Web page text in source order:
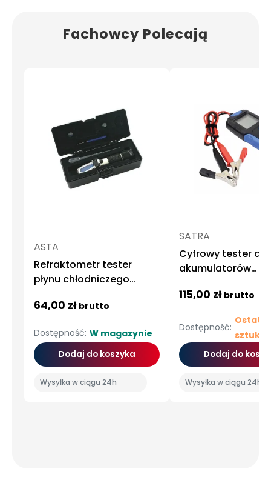
Fachowcy Polecają
ASTA
Refraktometr tester
płynu chłodniczego
elektrolitu
64,00 zł brutto
Dostępność: W magazynie
Dodaj do koszyka
Wysyłka w ciągu 24h
SATRA
Cyfrowy tester do
akumulatorów
akumulatora
24v satra
115,00 zł brutto
Dostępność:
sztuki
Dodaj do
Wysyłka w ciągu 24h